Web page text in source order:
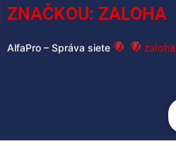
ZNAČKOU: ZALOHA
AlfaPro – Správa siete zaloha